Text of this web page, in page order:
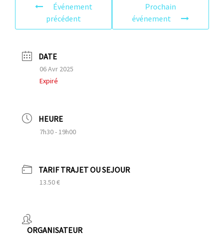
Événement
précédent
Prochain
événement
DATE
06 Avr 2025
Expiré
HEURE
7h30 - 19h00
TARIF TRAJET OU SEJOUR
13.50 €
ORGANISATEUR